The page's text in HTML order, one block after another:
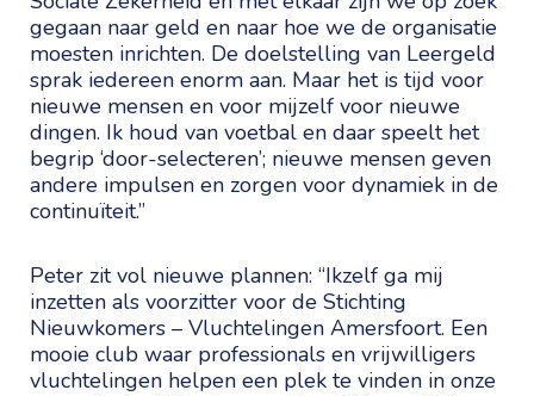
gegaan naar geld en naar hoe we de organisatie
moesten inrichten. De doelstelling van Leergeld
sprak iedereen enorm aan. Maar het is tijd voor
nieuwe mensen en voor mijzelf voor nieuwe
dingen. Ik houd van voetbal en daar speelt het
begrip ‘door-selecteren’; nieuwe mensen geven
andere impulsen en zorgen voor dynamiek in de
continuïteit.”
Peter zit vol nieuwe plannen: “Ikzelf ga mij
inzetten als voorzitter voor de Stichting
Nieuwkomers – Vluchtelingen Amersfoort. Een
mooie club waar professionals en vrijwilligers
vluchtelingen helpen een plek te vinden in onze